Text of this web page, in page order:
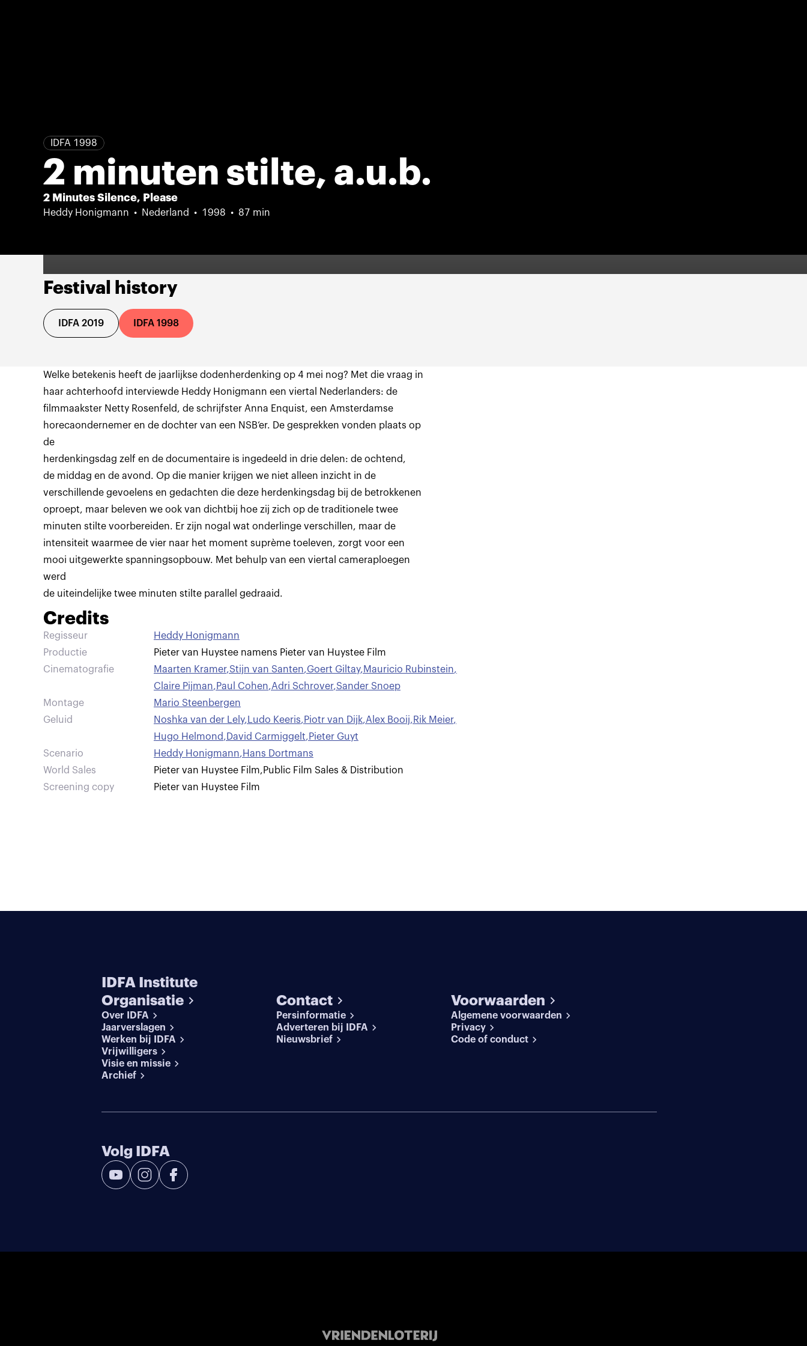
IDFA 1998
2 minuten stilte, a.u.b.
2 Minutes Silence, Please
Heddy Honigmann Nederland 1998 87 min
Festival history
IDFA 2019 IDFA 1998
Welke betekenis heeft de jaarlijkse dodenherdenking op 4 mei nog? Met die vraag in
haar achterhoofd interviewde Heddy Honigmann een viertal Nederlanders: de
filmmaakster Netty Rosenfeld, de schrijfster Anna Enquist, een Amsterdamse
horecaondernemer en de dochter van een NSB‘er. De gesprekken vonden plaats op
de
herdenkingsdag zelf en de documentaire is ingedeeld in drie delen: de ochtend,
de middag en de avond. Op die manier krijgen we niet alleen inzicht in de
verschillende gevoelens en gedachten die deze herdenkingsdag bij de betrokkenen
oproept, maar beleven we ook van dichtbij hoe zij zich op de traditionele twee
minuten stilte voorbereiden. Er zijn nogal wat onderlinge verschillen, maar de
intensiteit waarmee de vier naar het moment suprème toeleven, zorgt voor een
mooi uitgewerkte spanningsopbouw. Met behulp van een viertal cameraploegen
werd
de uiteindelijke twee minuten stilte parallel gedraaid.
Credits
Regisseur
Heddy Honigmann
Productie
Pieter van Huystee namens Pieter van Huystee Film
Cinematografie
Maarten Kramer,Stijn van Santen,Goert Giltay,Mauricio Rubinstein,
Claire Pijman,Paul Cohen,Adri Schrover,Sander Snoep
Montage
Mario Steenbergen
Geluid
Noshka van der Lely, Ludo Keeris,Piotr van Dijk,Alex Booij,Rik Meier,
Hugo Helmond, David Carmiggelt,Pieter Guyt
Scenario
Heddy Honigmann,Hans Dortmans
World Sales
Pieter van Huystee Film,Public Film Sales & Distribution
Screening copy
Pieter van Huystee Film
IDFA Institute
Organisatie
Over IDFA
Jaarverslagen
Werken bij IDFA
Vrijwilligers
Visie en missie
Archief
Contact
Persinformatie
Adverteren bij IDFA
Nieuwsbrief
Voorwaarden
Algemene voorwaarden
Privacy
Code of conduct
Volg IDFA